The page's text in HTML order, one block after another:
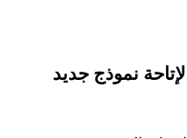
نموذج جديد